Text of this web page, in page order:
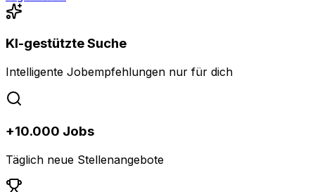
KI-gestützte Suche
Intelligente Jobempfehlungen nur für dich
+10.000 Jobs
Täglich neue Stellenangebote